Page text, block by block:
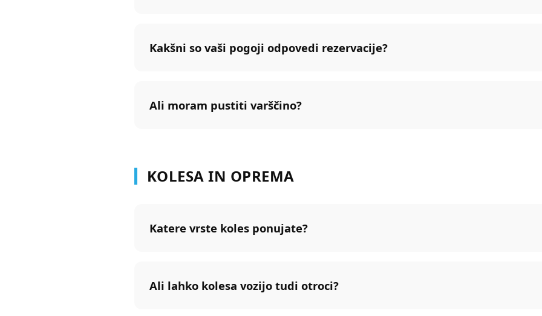
Kakšni so vaši pogoji odpovedi rezervacije?
Ali moram pustiti varščino?
KOLESA IN OPREMA
Katere vrste koles ponujate?
Ali lahko kolesa vozijo tudi otroci?